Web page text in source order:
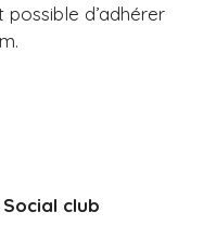
possible d’adhérer
club